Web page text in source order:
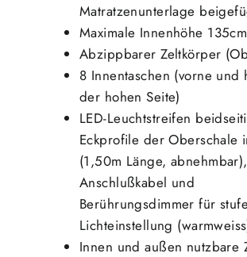
Matratzenunterlage
Maximale Innenhöhe 135cm
Abzippbarer Zeltkörper
8 Innentaschen (vorne und
der hohen Seite)
LED-Leuchtstreifen
Eckprofile der Oberschale
(1,50m Länge,
Anschlußkabel und
Berührungsdimmer für
Lichteinstellung
Innen und außen nutzbare